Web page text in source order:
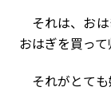
それは、おは
おはぎを買って
それがとて